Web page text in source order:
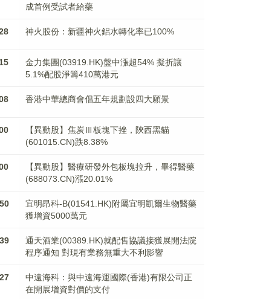
成首例受試者給藥
神火股份：新疆神火鋁水轉化率已100%
金力集團(03919.HK)盤中漲超54% 擬折讓
5.1%配股淨籌410萬港元
香港中華總商會倡五年規劃設四大願景
【異動股】焦炭Ⅲ板塊下挫，陝西黑貓
(601015.CN)跌8.38%
【異動股】醫療研發外包板塊拉升，畢得醫藥
(688073.CN)漲20.01%
宜明昂科-B(01541.HK)附屬宜明凱爾生物醫藥
獲增資5000萬元
通天酒業(00389.HK)就配售協議接獲展開法院
程序通知 對現有業務無重大不利影響
中遠海科：與中遠海運國際(香港)有限公司正
在開展增資對價的支付